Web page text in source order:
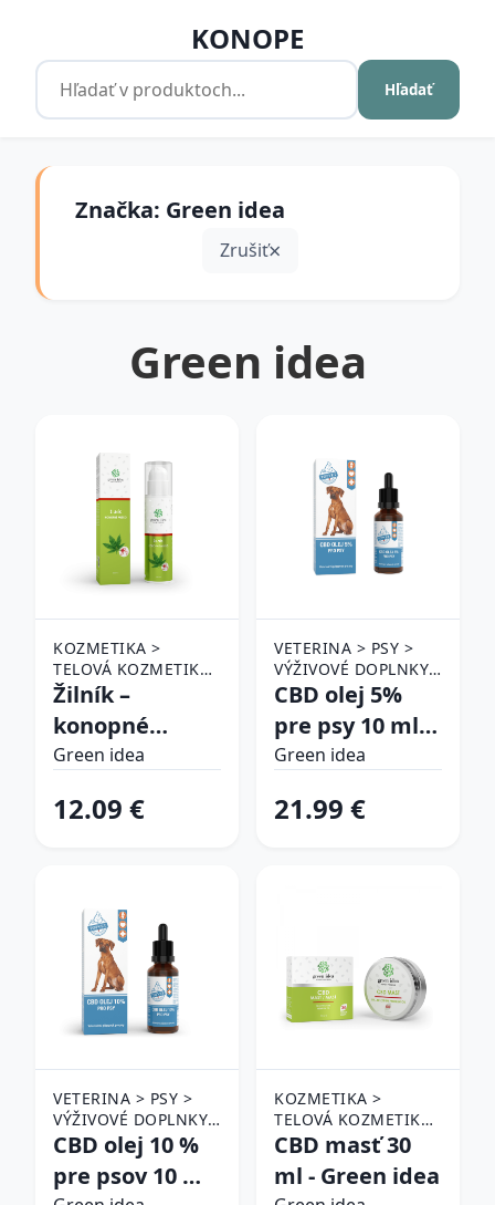
KONOPE
Hľadať
Značka: Green idea
Zrušiť
Green idea
KOZMETIKA >
TELOVÁ KOZMETIKA
> CBD PRODUKTY
Žilník –
konopné
mlieko – 200 ml
Green idea
12.09 €
VETERINA > PSY >
VÝŽIVOVÉ DOPLNKY
PRE PSY
CBD olej 5%
pre psy 10 ml –
Green idea
Green idea
21.99 €
VETERINA > PSY >
VÝŽIVOVÉ DOPLNKY
PRE PSY
CBD olej 10 %
pre psov 10 ml
KOZMETIKA >
TELOVÁ KOZMETIKA
> CBD PRODUKTY
CBD masť 30
ml - Green idea